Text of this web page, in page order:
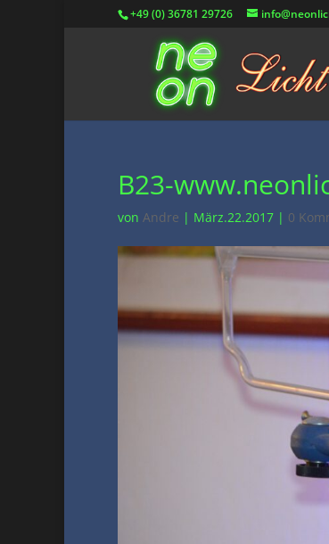
+49 (0) 36781 29726
B23-
von Andre | März.22.2017 | 0